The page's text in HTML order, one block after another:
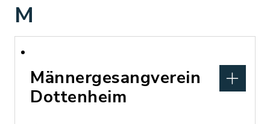
M
Männergesangverein
Dottenheim